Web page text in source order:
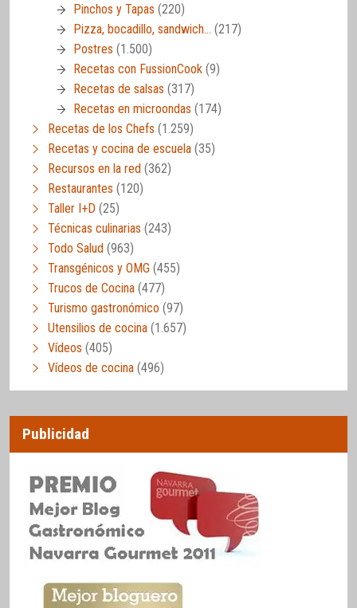
Pinchos y Tapas (220)
Pizza, bocadillo, sandwich… (217)
Postres (1.500)
Recetas con FussionCook (9)
Recetas de salsas (317)
Recetas en microondas (174)
Recetas de los Chefs (1.259)
Recetas y cocina de escuela (35)
Recursos en la red (362)
Restaurantes (120)
Taller I+D (25)
Técnicas culinarias (243)
Todo Salud (963)
Transgénicos y OMG (455)
Trucos de Cocina (477)
Turismo gastronómico (97)
Utensilios de cocina (1.657)
Vídeos (405)
Vídeos de cocina (496)
Publicidad